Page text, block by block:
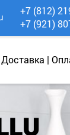
Доставка |
+7 (812)
+7 (921)